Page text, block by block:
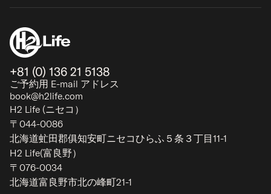
+81 (0) 136 21 5138
ご予約用 E-mail アドレス
book@h2life.com
H2 Life (ニセコ）
〒044-0086
北海道虻田郡俱知安町ニセコひらふ５条３丁目11-1
H2 Life(富良野）
〒076-0034
北海道富良野市北の峰町21-1